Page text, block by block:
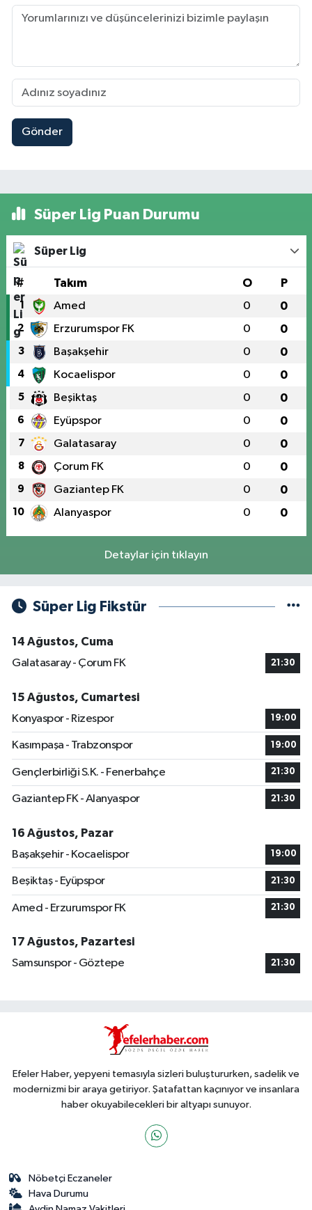
Gönder
Süper Lig Puan Durumu
Süper Lig
# Takım O P
1 Amed 0 0
2 Erzurumspor FK 0 0
3 Başakşehir 0 0
4 Kocaelispor 0 0
5 Beşiktaş 0 0
6 Eyüpspor 0 0
7 Galatasaray 0 0
8 Çorum FK 0 0
9 Gaziantep FK 0 0
10 Alanyaspor 0 0
Detaylar için tıklayın
Süper Lig Fikstür
14 Ağustos, Cuma
Galatasaray - Çorum FK
21:30
15 Ağustos, Cumartesi
Konyaspor - Rizespor
19:00
Kasımpaşa - Trabzonspor 19:00
Gençlerbirliği S.K. - Fenerbahçe 21:30
Gaziantep FK - Alanyaspor 21:30
16 Ağustos, Pazar
Başakşehir - Kocaelispor
19:00
Beşiktaş - Eyüpspor 21:30
Amed - Erzurumspor FK 21:30
17 Ağustos, Pazartesi
Samsunspor - Göztepe
21:30
Efeler Haber, yepyeni temasıyla sizleri buluştururken, sadelik ve
modernizmi bir araya getiriyor. Şatafattan kaçınıyor ve insanlara
haber okuyabilecekleri bir altyapı sunuyor.
Nöbetçi Eczaneler
Hava Durumu